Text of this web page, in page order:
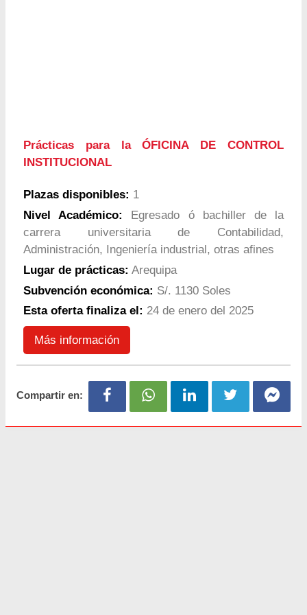
Prácticas para la ÓFICINA DE CONTROL
INSTITUCIONAL
Plazas disponibles: 1
Nivel Académico:
Egresado ó bachiller de la
carrera universitaria de Contabilidad,
Administración, Ingeniería industrial, otras afines
Lugar de prácticas: Arequipa
Subvención económica: S/. 1130 Soles
Esta oferta finaliza el: 24 de enero del 2025
Más información
Compartir en: